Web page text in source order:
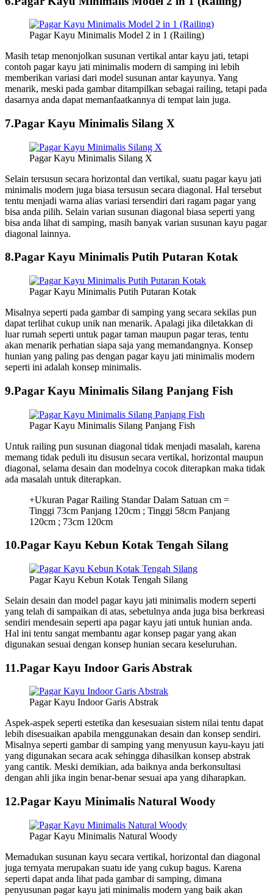
Pagar Kayu Minimalis Model 2 in 1 (Railing)
Masih tetap menonjolkan susunan vertikal antar kayu jati, tetapi
contoh pagar kayu jati minimalis modern di samping ini lebih
memberikan variasi dari model susunan antar kayunya. Yang
menarik, meski pada gambar ditampilkan sebagai railing, tetapi pada
dasarnya anda dapat memanfaatkannya di tempat lain juga.
7.Pagar Kayu Minimalis Silang X
Pagar Kayu Minimalis Silang X
Selain tersusun secara horizontal dan vertikal, suatu pagar kayu jati
minimalis modern juga biasa tersusun secara diagonal. Hal tersebut
tentu menjadi warna alias variasi tersendiri dari ragam pagar yang
bisa anda pilih. Selain varian susunan diagonal biasa seperti yang
bisa anda lihat di samping, masih banyak varian susunan kayu pagar
diagonal lainnya.
8.Pagar Kayu Minimalis Putih Putaran Kotak
Pagar Kayu Minimalis Putih Putaran Kotak
Misalnya seperti pada gambar di samping yang secara sekilas pun
dapat terlihat cukup unik nan menarik. Apalagi jika diletakkan di
luar rumah seperti untuk pagar taman maupun pagar teras, tentu
akan menarik perhatian siapa saja yang memandangnya. Konsep
hunian yang paling pas dengan pagar kayu jati minimalis modern
seperti ini adalah konsep minimalis.
9.Pagar Kayu Minimalis Silang Panjang Fish
Pagar Kayu Minimalis Silang Panjang Fish
Untuk railing pun susunan diagonal tidak menjadi masalah, karena
memang tidak peduli itu disusun secara vertikal, horizontal maupun
diagonal, selama desain dan modelnya cocok diterapkan maka tidak
ada masalah untuk diterapkan.
+Ukuran Pagar Railing Standar Dalam Satuan cm =
Tinggi 73cm Panjang 120cm ; Tinggi 58cm Panjang
120cm ; 73cm 120cm
10.Pagar Kayu Kebun Kotak Tengah Silang
Pagar Kayu Kebun Kotak Tengah Silang
Selain desain dan model pagar kayu jati minimalis modern seperti
yang telah di sampaikan di atas, sebetulnya anda juga bisa berkreasi
sendiri mendesain seperti apa pagar kayu jati untuk hunian anda.
Hal ini tentu sangat membantu agar konsep pagar yang akan
digunakan sesuai dengan konsep hunian secara keseluruhan.
11.Pagar Kayu Indoor Garis Abstrak
Pagar Kayu Indoor Garis Abstrak
Aspek-aspek seperti estetika dan kesesuaian sistem nilai tentu dapat
lebih disesuaikan apabila menggunakan desain dan konsep sendiri.
Misalnya seperti gambar di samping yang menyusun kayu-kayu jati
yang digunakan secara acak sehingga dihasilkan konsep abstrak
yang cantik. Meski demikian, ada baiknya anda berkonsultasi
dengan ahli jika ingin benar-benar sesuai apa yang diharapkan.
12.Pagar Kayu Minimalis Natural Woody
Pagar Kayu Minimalis Natural Woody
Memadukan susunan kayu secara vertikal, horizontal dan diagonal
juga ternyata merupakan suatu ide yang cukup bagus. Karena
seperti dapat anda lihat pada gambar di samping, dimana
penyusunan pagar kayu jati minimalis modern yang baik akan